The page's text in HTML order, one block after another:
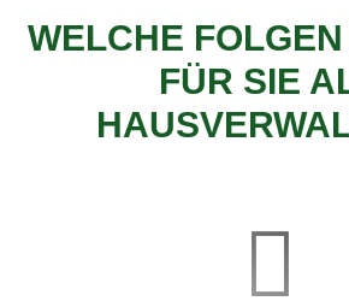
WELCHE
FÜR SIE